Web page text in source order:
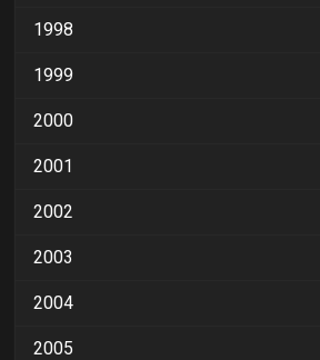
1998
1999
2000
2001
2002
2003
2004
2005